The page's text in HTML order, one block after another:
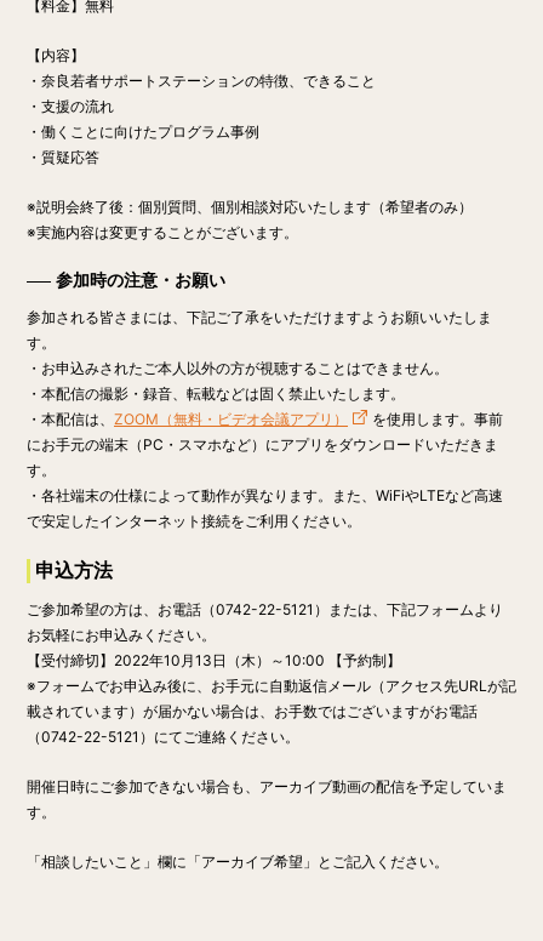
【料金】 無料
【内容】
・奈良若者サポートステーションの特徴、できること
・支援の流れ
・働くことに向けたプログラム事例
・質疑応答
※説明会終了後：個別質問、個別相談対応いたします（希望者のみ）
※実施内容は変更することがございます。
参加時の注意・お願い
参加される皆さまには、下記ご了承をいただけますようお願いいたしま
す。
・お申込みされたご本人以外の方が視聴することはできません。
・本配信の撮影・録音、転載などは固く禁止いたします。
・本配信は、 ZOOM（無料・ビデオ会議アプリ）
を使用します。事前
にお手元の端末（PC・スマホなど）にアプリをダウンロードいただきま
す。
・各社端末の仕様によって動作が異なります。また、WiFiやLTEなど高速
で安定したインターネット接続をご利用ください。
申込方法
ご参加希望の方は、お電話（0742-22-5121）または、下記フォームより
お気軽にお申込みください。
【受付締切】 2022年10月13日（木）～10:00
【予約制】
※フォームでお申込み後に、お手元に自動返信メール（アクセス先URLが記
載されています）が届かない場合は、お手数ではございますがお電話
（0742-22-5121）にてご連絡ください。
開催日時にご参加できない場合も、アーカイブ動画の配信を予定していま
す。
「相談したいこと」欄に「アーカイブ希望」とご記入ください。